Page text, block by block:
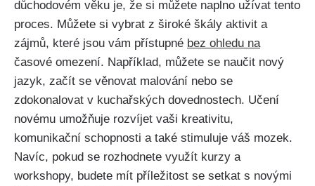
důchodovém věku⁢ je, že si můžete naplno užívat tento
⁤proces. Můžete si vybrat ‌z ‍široké⁤ škály aktivit a
zájmů, které jsou vám přístupné bez ohledu ⁣na
časové omezení. Například, můžete se naučit nový
⁢jazyk,⁣ začít se věnovat malování ⁤nebo se
zdokonalovat v kuchařských dovednostech. Učení⁣
novému umožňuje ⁤rozvíjet⁣ vaši kreativitu,
komunikační schopnosti‍ a‌ také stimuluje váš⁣ mozek.
Navíc,⁢ pokud se​ rozhodnete⁣ využít kurzy a
‌workshopy, budete mít příležitost‍ se setkat s ⁢novými